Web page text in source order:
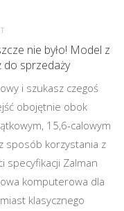
nie było! Model z
do sprzedaży
i szukasz czegoś
obojętnie obok
15,6-calowym
sposób korzystania z
specyfikacji Zalman
komputerowa dla
klasycznego